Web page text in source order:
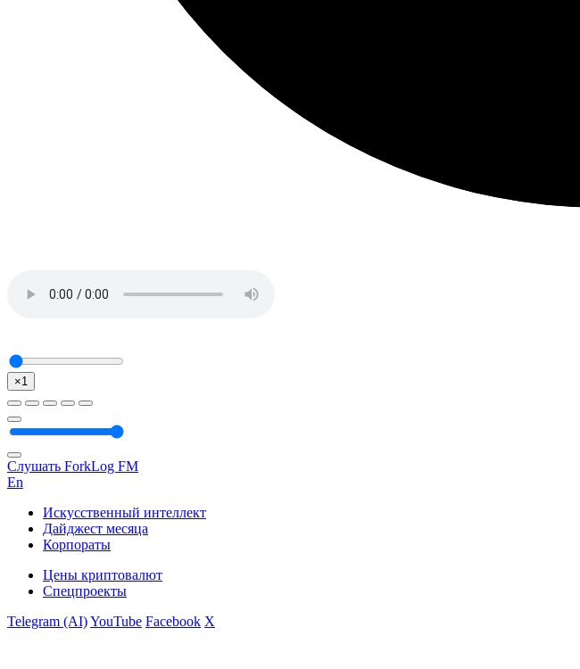
×1
Слушать ForkLog FM
En
Искусственный интеллект
Дайджест месяца
Корпораты
Цены криптовалют
Спецпроекты
Telegram (AI)YouTube Facebook X